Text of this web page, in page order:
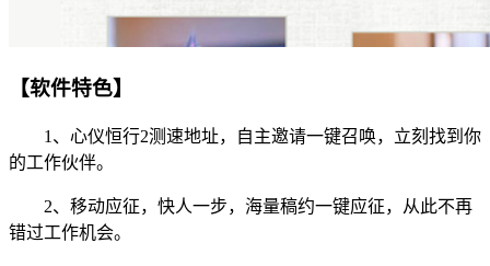
【软件特色】
1、心仪恒行2测速地址，自主邀请一键召唤，立刻找到你
的工作伙伴。
2、移动应征，快人一步，海量稿约一键应征，从此不再
错过工作机会。